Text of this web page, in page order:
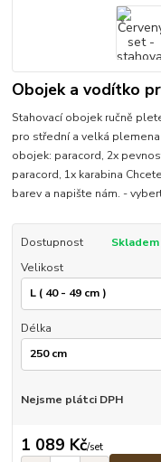
Obojek a vodítko
Stahovací obojek ručně
pro střední a velká
obojek: paracord, 2x
paracord, 1x karabina
barev a napište nám. -
Dostupnost
Skladem
Velikost
Délka
Nejsme plátci DPH
1 089 Kč/set